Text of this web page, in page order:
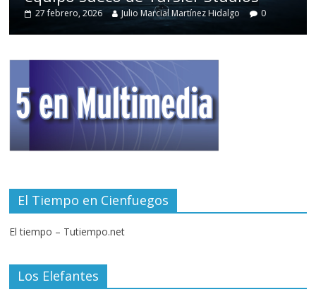
27 febrero, 2026 Julio Marcial Martínez Hidalgo 0
El Tiempo en Cienfuegos
El tiempo – Tutiempo.net
Los Elefantes